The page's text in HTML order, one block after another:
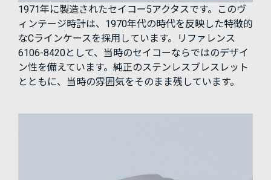
1971年に製造されたセイコー5アクタスです。このヴ
ィンテージ時計は、1970年代の時代を反映した特徴的
なCラインケースを採用しています。リファレンス
6106-8420として、当時のセイコーならではのデザイ
ン性を備えています。純正のステンレスブレスレット
とともに、当時の雰囲気をそのまま残しています。